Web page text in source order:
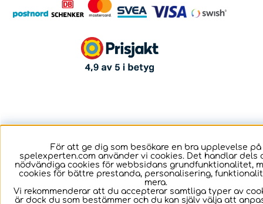
För att ge dig som besökare en bra upplevelse på
spelexperten.com använder vi cookies. Det handlar dels
nödvändiga cookies för webbsidans grundfunktionalitet,
cookies för bättre prestanda, personalisering,
mera.
Vi rekommenderar att du accepterar samtliga typer av
är dock du som bestämmer och du kan själv välja att